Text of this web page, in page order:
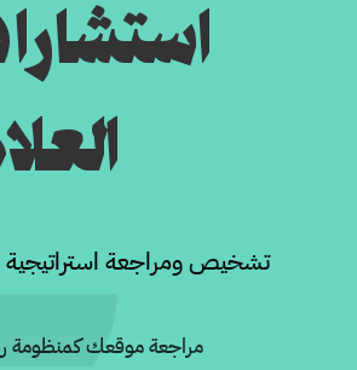
تشخيص ومراجعة استراتيجية
مراجعة موقعك كمنظومة